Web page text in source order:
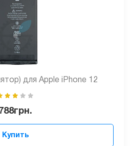
для Apple iPhone 12
788грн.
Купить